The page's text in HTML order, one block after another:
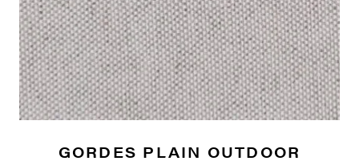
GORDES PLAIN OUTDOOR